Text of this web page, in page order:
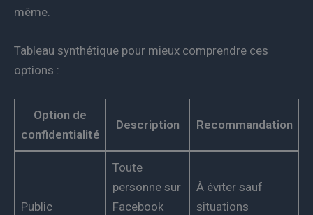
même.
Tableau synthétique pour mieux comprendre ces
options :
Option de
confidentialité
Description Recommandation
Public
Toute
personne sur
Facebook
À éviter sauf
situations